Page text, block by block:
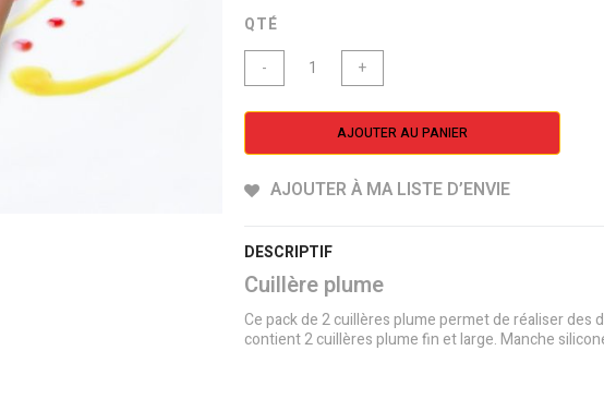
QTÉ
-
+
AJOUTER AU PANIER
AJOUTER À MA LISTE D’ENVIE
DESCRIPTIF
Cuillère plume
Ce pack de 2 cuillères plume permet de réaliser des
contient 2 cuillères plume fin et large. Manche